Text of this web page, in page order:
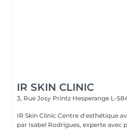
IR SKIN CLINIC
3, Rue Josy Printz Hesperange L-
IR Skin Clinic Centre d'esthétique avancée & intégrative Fondé
par Isabel Rodrigues, experte avec